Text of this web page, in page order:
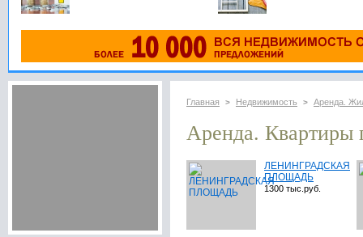
Главная > Недвижимость > Аренда.
Аренда. Квартиры
ЛЕНИНГРАДСКАЯ
ПЛОЩАДЬ
1300 тыс.руб.